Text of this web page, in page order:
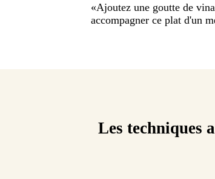
«Ajoutez une goutte de
accompagner ce plat d'un
Les techniques